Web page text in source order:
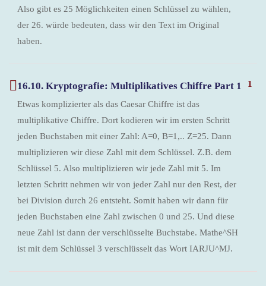
Also gibt es 25 Möglichkeiten einen Schlüssel zu wählen,
der 26. würde bedeuten, dass wir den Text im Original
haben.
16.10. Kryptografie: Multiplikatives Chiffre Part 1
Etwas komplizierter als das Caesar Chiffre ist das
multiplikative Chiffre. Dort kodieren wir im ersten Schritt
jeden Buchstaben mit einer Zahl: A=0, B=1,.. Z=25. Dann
multiplizieren wir diese Zahl mit dem Schlüssel. Z.B. dem
Schlüssel 5. Also multiplizieren wir jede Zahl mit 5. Im
letzten Schritt nehmen wir von jeder Zahl nur den Rest, der
bei Division durch 26 entsteht. Somit haben wir dann für
jeden Buchstaben eine Zahl zwischen 0 und 25. Und diese
neue Zahl ist dann der verschlüsselte Buchstabe. Mathe^SH
ist mit dem Schlüssel 3 verschlüsselt das Wort IARJU^MJ.
1